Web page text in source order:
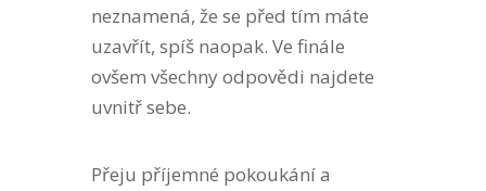
neznamená, že se před tím máte
uzavřít, spíš naopak. Ve finále
ovšem všechny odpovědi najdete
uvnitř sebe.
Přeju příjemné pokoukání a